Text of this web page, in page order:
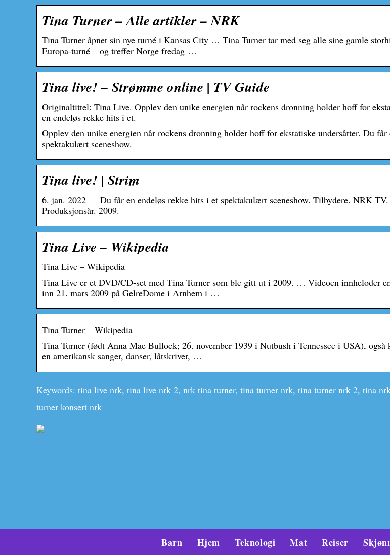
Tina Turner – Alle artikler – NRK
Tina Turner åpnet sin nye turné i Kansas City … Tina Turner tar med seg alle sine gamle
Europa-turné – og treffer Norge fredag …
Tina live! – Strømme online | TV Guide
Originaltittel: Tina Live. Opplev den unike energien når rockens dronning holder hoff for
en endeløs rekke hits i et.
Opplev den unike energien når rockens dronning holder hoff for ekstatiske undersåtter. Du
spektakulært sceneshow.
Tina live! | Strim
6. jan. 2022 — Du får en endeløs rekke hits i et spektakulært sceneshow. Tilbydere. NRK
Produksjonsår. 2009.
Tina Live – Wikipedia
Tina Live – Wikipedia
Tina Live er et DVD/CD-set med Tina Turner som ble gitt ut i 2009. … Videoen innheloder
inn 21. mars 2009 på GelreDome i Arnhem i …
Tina Turner – Wikipedia
Tina Turner (født Anna Mae Bullock; 26. november 1939 i Nutbush i Tennessee i USA),
en amerikansk sanger, danser, låtskriver, …
Keywords: tina live nrk, tina live nrk 2, nrk tina turner, tina turner nrk, tina turner nrk 2, tina
turner konsert nrk
Barn Hjem Teknologi Mat Reiser